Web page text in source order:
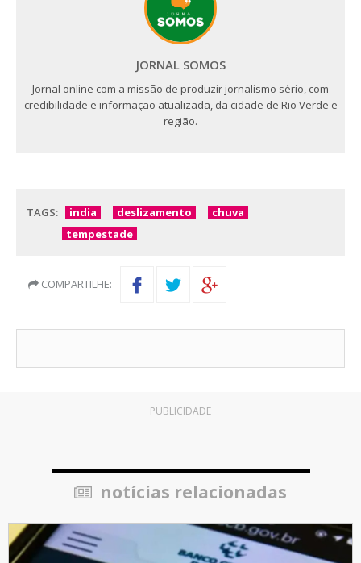
JORNAL SOMOS
Jornal online com a missão de produzir jornalismo sério, com
credibilidade e informação atualizada, da cidade de Rio Verde e
região.
TAGS: india deslizamento
chuva
tempestade
COMPARTILHE:
PUBLICIDADE
notícias relacionadas